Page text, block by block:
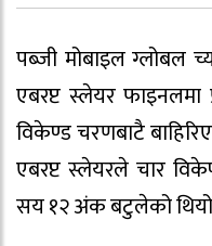
पब्जी मोबाइल ग्लोबल
एबरप्ट स्लेयर
विकेण्ड चरणबाटै
एबरप्ट स्लेयरले चार
सय १२ अंक बटुलेको